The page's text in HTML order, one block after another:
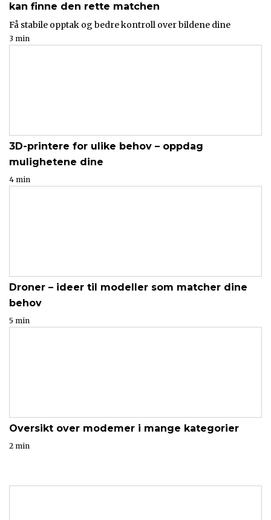
kan finne den rette matchen
Få stabile opptak og bedre kontroll over bildene dine
3 min
3D-printere for ulike behov – oppdag
mulighetene dine
4 min
Droner – ideer til modeller som matcher dine
behov
5 min
Oversikt over modemer i mange kategorier
2 min